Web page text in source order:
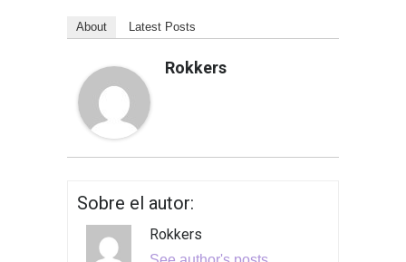
About Latest Posts
Rokkers
Sobre el autor:
Rokkers